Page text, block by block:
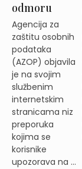
odmoru
Agencija za
zaštitu osobnih
podataka
(AZOP) objavila
je na svojim
službenim
internetskim
stranicama niz
preporuka
kojima se
korisnike
upozorava na ...